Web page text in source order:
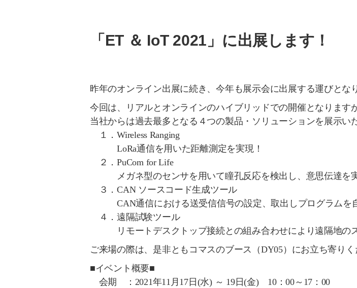
「ET ＆ IoT 2021」に出展します！
昨年のオンライン出展に続き、今年も展示会に出展する運びとな
今回は、リアルとオンラインのハイブリッドでの開催となりますが
当社からは過去最多となる４つの製品・ソリューションを展示い
１．Wireless Ranging
LoRa通信を用いた距離測定を実現！
２．PuCom for Life
メガネ型のセンサを用いて瞳孔反応を検出し、意思伝達を
３．CAN ソースコード生成ツール
CAN通信における送受信信号の設定、取出しプログラムを
４．遠隔試験ツール
リモートデスクトップ接続との組み合わせにより遠隔地のス
ご来場の際は、是非ともコマスのブース（DY05）にお立ち寄りく
■イベント概要■
会期 ：2021年11月17日(水) ～ 19日(金) 10：00～17：00